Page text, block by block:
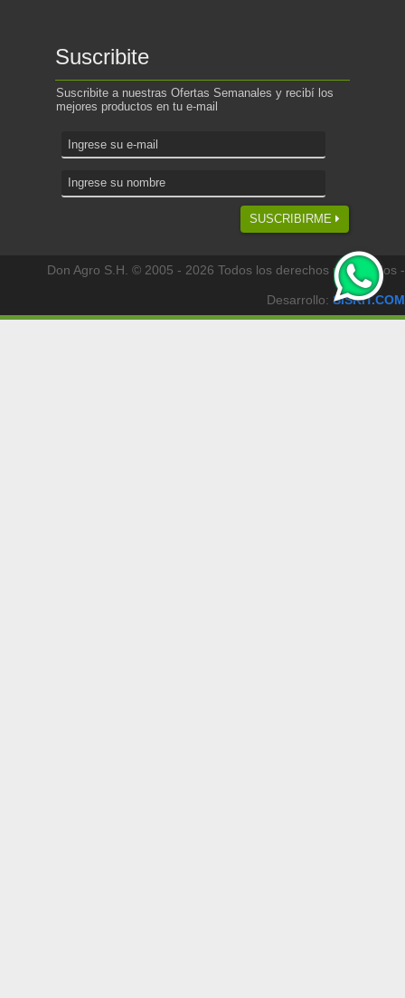
Suscribite
Suscribite a nuestras Ofertas Semanales y recibí los
mejores productos en tu e-mail
SUSCRIBIRME
Don Agro S.H. © 2005 - 2026 Todos los derechos reservados -
Desarrollo: SISKIT.COM